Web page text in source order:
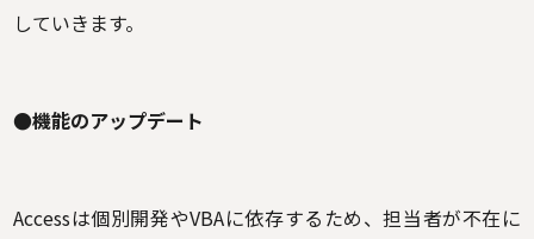
していきます。
●機能のアップデート
Accessは個別開発やVBAに依存するため、担当者が不在に